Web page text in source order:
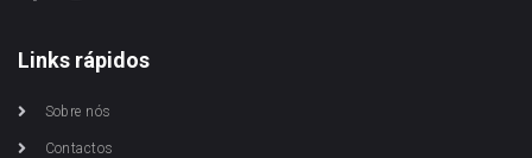
Links rápidos
Sobre nós
Contactos